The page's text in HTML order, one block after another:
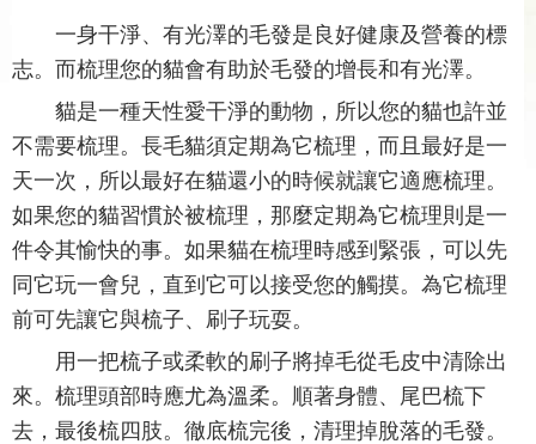
一身干淨、有光澤的毛發是良好健康及營養的標
志。而梳理您的貓會有助於毛發的增長和有光澤。
貓是一種天性愛干淨的動物，所以您的貓也許並
不需要梳理。長毛貓須定期為它梳理，而且最好是一
天一次，所以最好在貓還小的時候就讓它適應梳理。
如果您的貓習慣於被梳理，那麼定期為它梳理則是一
件令其愉快的事。如果貓在梳理時感到緊張，可以先
同它玩一會兒，直到它可以接受您的觸摸。為它梳理
前可先讓它與梳子、刷子玩耍。
用一把梳子或柔軟的刷子將掉毛從毛皮中清除出
來。梳理頭部時應尤為溫柔。順著身體、尾巴梳下
去，最後梳四肢。徹底梳完後，清理掉脫落的毛發。